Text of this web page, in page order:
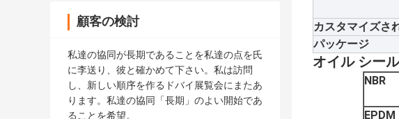
顧客の検討
私達の協同が長期であることを私達の点を氏
に李送り、彼と確かめて下さい。私は訪問
し、新しい順序を作るドバイ展覧会にまたあ
ります。私達の協同「長期」のよい開始であ
ることを希望。
カスタマイズさ
パッケージ
オイル シー
NBR
EPDM